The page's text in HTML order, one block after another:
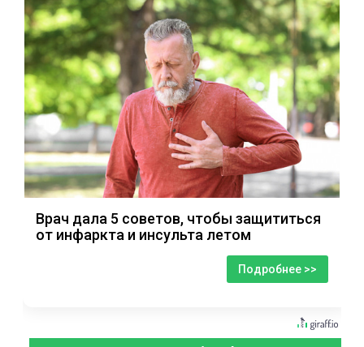
Врач дала 5 советов, чтобы защититься
от инфаркта и инсульта летом
Подробнее >>